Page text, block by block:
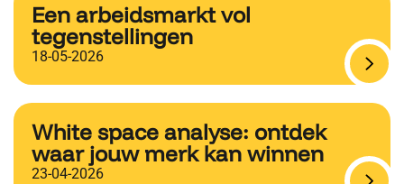
Een arbeidsmarkt vol
tegenstellingen
18-05-2026
White space analyse: ontdek
waar jouw merk kan winnen
23-04-2026